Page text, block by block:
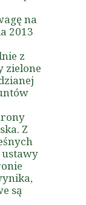
na
2013
z
zielone
Z
ustawy
są